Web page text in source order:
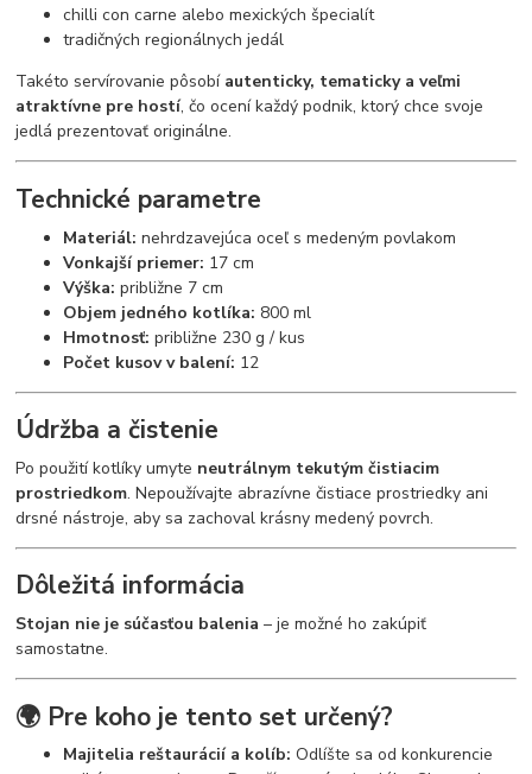
chilli con carne alebo mexických špecialít
tradičných regionálnych jedál
Takéto servírovanie pôsobí autenticky, tematicky a veľmi
atraktívne pre hostí, čo ocení každý podnik, ktorý chce svoje
jedlá prezentovať originálne.
Technické parametre
Materiál: nehrdzavejúca oceľ s medeným povlakom
Vonkajší priemer: 17 cm
Výška: približne 7 cm
Objem jedného kotlíka: 800 ml
Hmotnosť: približne 230 g / kus
Počet kusov v balení: 12
Údržba a čistenie
Po použití kotlíky umyte neutrálnym tekutým čistiacim
prostriedkom. Nepoužívajte abrazívne čistiace prostriedky ani
drsné nástroje, aby sa zachoval krásny medený povrch.
Dôležitá informácia
Stojan nie je súčasťou balenia – je možné ho zakúpiť
samostatne.
🌍 Pre koho je tento set určený?
Majitelia reštaurácií a kolíb: Odlíšte sa od konkurencie